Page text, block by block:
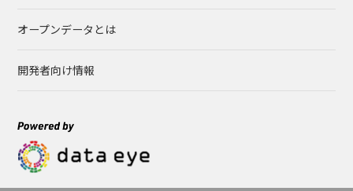
オープンデータとは
開発者向け情報